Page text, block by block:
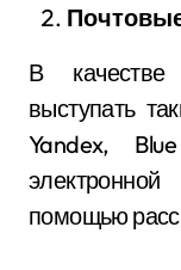
В качестве
выступать
Yandex,
помощью